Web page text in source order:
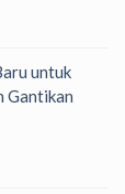
untuk
Gantikan